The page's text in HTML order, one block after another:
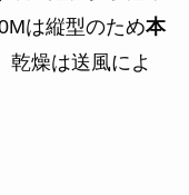
は縦型のため本
乾燥は送風によ